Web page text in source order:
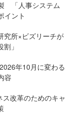
「人事システム
イント
究所×ビズリーチが
」
年10月に変わる
容
改革のためのキャ